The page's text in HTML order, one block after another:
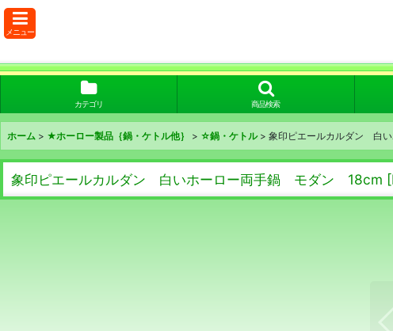
メニュー
カテゴリ 商品検索
ホーム > ★ホーロー製品｛鍋・ケトル他｝ > ☆鍋・ケトル > 象印ピエールカルダン 白
象印ピエールカルダン 白いホーロー両手鍋 モダン 18cm [